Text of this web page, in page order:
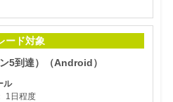
ード対象
5到達）（Android）
ル
1日程度